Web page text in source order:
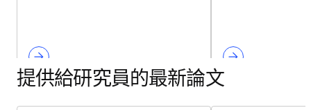
提供給研究員的最新論文